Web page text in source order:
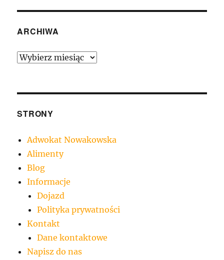
ARCHIWA
Archiwa
STRONY
Adwokat Nowakowska
Alimenty
Blog
Informacje
Dojazd
Polityka prywatności
Kontakt
Dane kontaktowe
Napisz do nas